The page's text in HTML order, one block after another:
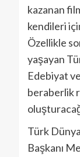
kazanan
kendileri
Özellikle
yaşayan
Edebiyat
beraberlik
Türk
Başkanı